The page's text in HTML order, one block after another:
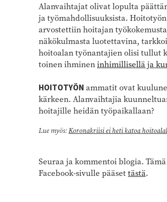
Alanvaihtajat olivat lopulta
ja työmahdollisuuksista.
arvostettiin hoitajan
näkökulmasta luotettavina,
hoitoalan työnantajien olisi tullut
toinen ihmineninhimillisellä ja
HOITOTYÖN ammatit ovat
kärkeen. Alanvaihtajia
hoitajille heidän työpaikallaan?
Lue myös:Koronakriisi ei heti katoa
Seuraa ja kommentoi blogia.
Facebook-sivulle pääsettästä.